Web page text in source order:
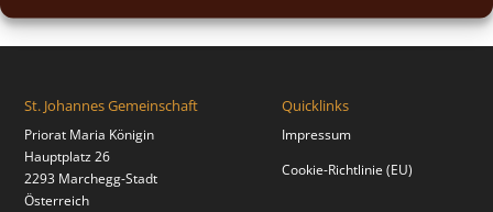
St. Johannes Gemeinschaft
Priorat Maria Königin
Hauptplatz 26
2293 Marchegg-Stadt
Österreich
Quicklinks
Impressum
Cookie-Richtlinie (EU)